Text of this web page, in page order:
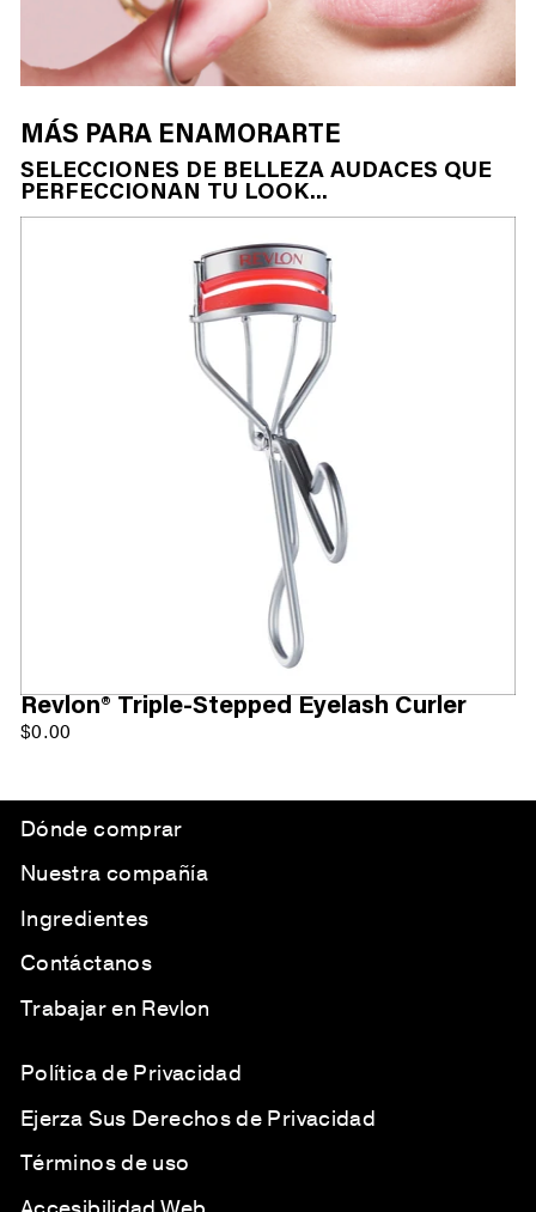
MÁS PARA ENAMORARTE
SELECCIONES DE BELLEZA AUDACES QUE
PERFECCIONAN TU LOOK...
Revlon® Triple-Stepped Eyelash Curler
$0.00
Dónde comprar
Nuestra compañía
Ingredientes
Contáctanos
Trabajar en Revlon
Política de Privacidad
Ejerza Sus Derechos de Privacidad
Términos de uso